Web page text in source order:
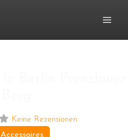
Keine Rezensionen
Accessoires